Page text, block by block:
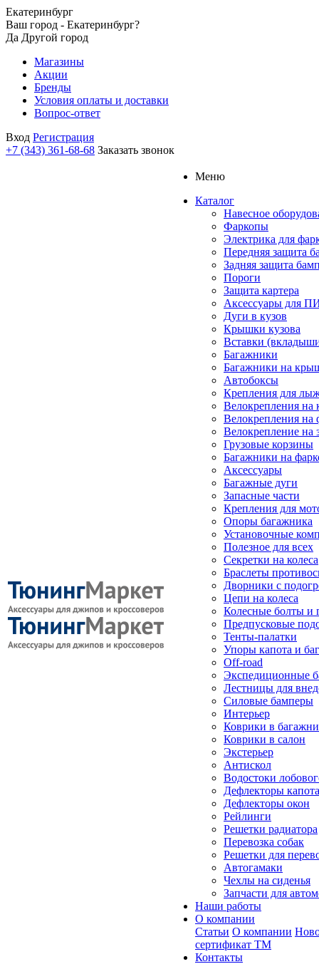
Екатеринбург
Ваш город - Екатеринбург?
Да Другой город
Магазины
Акции
Бренды
Условия оплаты и доставки
Вопрос-ответ
Вход Регистрация
+7 (343) 361-68-68 Заказать звонок
Меню
Каталог
Навесное
Фаркопы
Электрика для
Передняя защита
Задняя защита
Пороги
Защита картера
Аксессуары для
Дуги в кузов
Крышки кузова
Вставки
Багажники
Багажники на
Автобоксы
Крепления для
Велокрепления
Велокрепления на
Велокрепление на
Грузовые корзины
Багажники на
Аксессуары
Багажные дуги
Запасные части
Крепления для
Опоры багажника
Установочные
Полезное для всех
Секретки на колеса
Браслеты
Дворники с
Цепи на колеса
Колесные болты и
Предпусковые
Тенты-палатки
Упоры капота и
Off-road
Экспедиционные
Лестницы для
Силовые бамперы
Интерьер
Коврики в
Коврики в салон
Экстерьер
Антискол
Водостоки
Дефлекторы капота
Дефлекторы окон
Рейлинги
Решетки радиатора
Перевозка собак
Решетки для
Автогамаки
Чехлы на сиденья
Запчасти для
Наши работы
О компании
Статьи О компании
сертификат ТМ
Контакты